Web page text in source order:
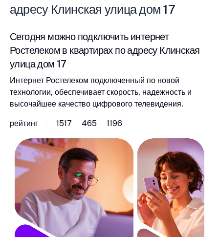
адресу Клинская улица дом 17
Сегодня можно подключить интернет
Ростелеком в квартирах по адресу Клинская
улица дом 17
Интернет Ростелеком подключенный по новой
технологии, обеспечивает скорость, надежность и
высочайшее качество цифрового телевидения.
рейтинг 1517 465 1196